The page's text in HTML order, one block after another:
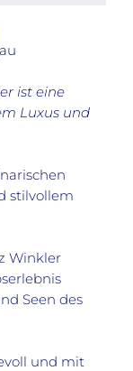
ist eine
Luxus und
stilvollem
Winkler
Seen des
und mit